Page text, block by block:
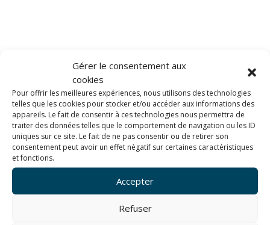
Gérer le consentement aux
cookies
Pour offrir les meilleures expériences, nous utilisons des technologies
telles que les cookies pour stocker et/ou accéder aux informations des
appareils. Le fait de consentir à ces technologies nous permettra de
traiter des données telles que le comportement de navigation ou les ID
uniques sur ce site. Le fait de ne pas consentir ou de retirer son
consentement peut avoir un effet négatif sur certaines caractéristiques
et fonctions.
Accepter
Refuser
Cancale (huitres)